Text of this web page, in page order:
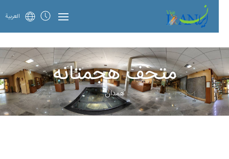
العربية
متحف هجمتانه
همدان